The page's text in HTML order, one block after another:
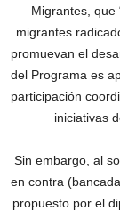
Migrantes, que
migrantes
promuevan el
del Programa es
participación
iniciativas
Sin embargo, al
en contra
propuesto por el